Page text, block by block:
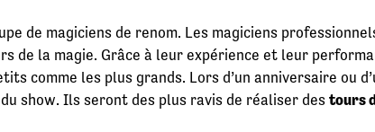
de magiciens de renom. Les magiciens
de la magie. Grâce à leur expérience et leur
comme les plus grands. Lors d’un anniversaire ou
show. Ils seront des plus ravis de réaliser des tours